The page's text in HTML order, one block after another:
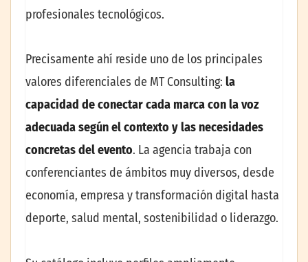
profesionales tecnológicos.
Precisamente ahí reside uno de los principales
valores diferenciales de MT Consulting: la
capacidad de conectar cada marca con la voz
adecuada según el contexto y las necesidades
concretas del evento. La agencia trabaja con
conferenciantes de ámbitos muy diversos, desde
economía, empresa y transformación digital hasta
deporte, salud mental, sostenibilidad o liderazgo.